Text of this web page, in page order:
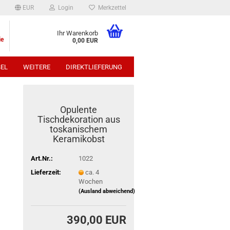
EUR Login Merkzettel
Ihr Warenkorb
0,00 EUR
DIREKTLIEFERUNG
WEITERE
Opulente
Tischdekoration aus
toskanischem
Keramikobst
Art.Nr.:
1022
Lieferzeit:
ca. 4
Wochen
(Ausland abweichend)
390,00 EUR